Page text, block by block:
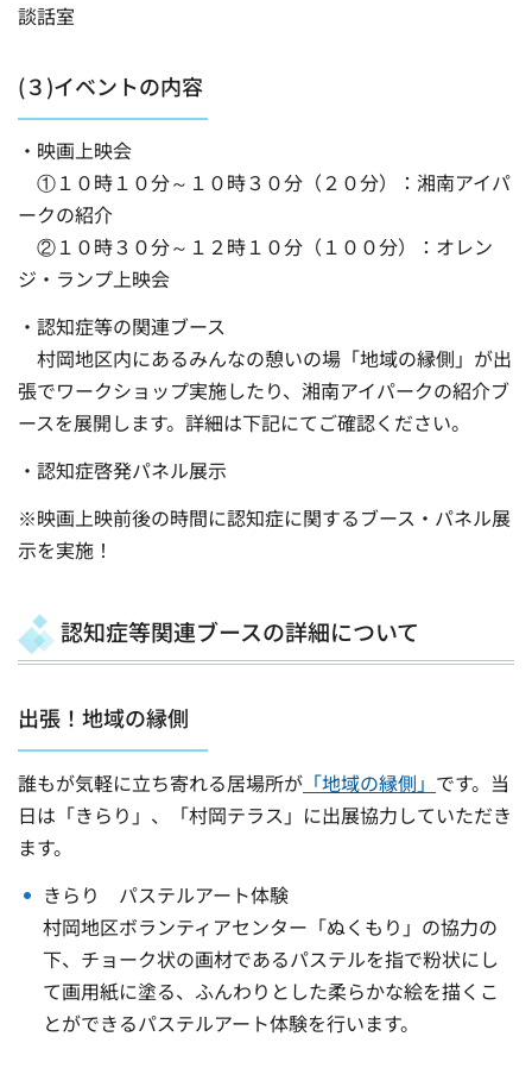
談話室
(３)イベントの内容
・映画上映会
①１０時１０分～１０時３０分（２０分）：湘南アイパ
ークの紹介
②１０時３０分～１２時１０分（１００分）：オレン
ジ・ランプ上映会
・認知症等の関連ブース
村岡地区内にあるみんなの憩いの場「地域の縁側」が出
張でワークショップ実施したり、湘南アイパークの紹介ブ
ースを展開します。詳細は下記にてご確認ください。
・認知症啓発パネル展示
※映画上映前後の時間に認知症に関するブース・パネル展
示を実施！
認知症等関連ブースの詳細について
出張！地域の縁側
誰もが気軽に立ち寄れる居場所が 「地域の縁側」 です。当
日は「きらり」、「村岡テラス」に出展協力していただき
ます。
きらり パステルアート体験
村岡地区ボランティアセンター「ぬくもり」の協力の
下、チョーク状の画材であるパステルを指で粉状にし
て画用紙に塗る、ふんわりとした柔らかな絵を描くこ
とができるパステルアート体験を行います。